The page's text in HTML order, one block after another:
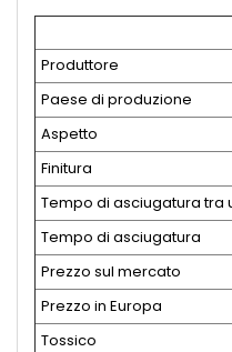
Produttore
Paese di produzione
Aspetto
Finitura
Tempo di asciugatura tra
Tempo di asciugatura
Prezzo sul mercato
Prezzo in Europa
Tossico